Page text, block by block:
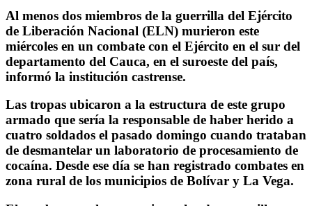
Al menos dos miembros de la guerrilla del Ejército
de Liberación Nacional (ELN) murieron este
miércoles en un combate con el Ejército en el sur del
departamento del Cauca, en el suroeste del país,
informó la institución castrense.
Las tropas ubicaron a la estructura de este grupo
armado que sería la responsable de haber herido a
cuatro soldados el pasado domingo cuando trataban
de desmantelar un laboratorio de procesamiento de
cocaína. Desde ese día se han registrado combates en
zona rural de los municipios de Bolívar y La Vega.